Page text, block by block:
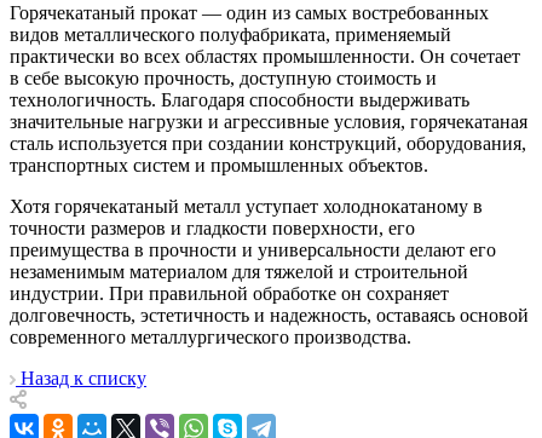
Горячекатаный прокат — один из самых востребованных
видов металлического полуфабриката, применяемый
практически во всех областях промышленности. Он сочетает
в себе высокую прочность, доступную стоимость и
технологичность. Благодаря способности выдерживать
значительные нагрузки и агрессивные условия, горячекатаная
сталь используется при создании конструкций, оборудования,
транспортных систем и промышленных объектов.
Хотя горячекатаный металл уступает холоднокатаному в
точности размеров и гладкости поверхности, его
преимущества в прочности и универсальности делают его
незаменимым материалом для тяжелой и строительной
индустрии. При правильной обработке он сохраняет
долговечность, эстетичность и надежность, оставаясь основой
современного металлургического производства.
Назад к списку